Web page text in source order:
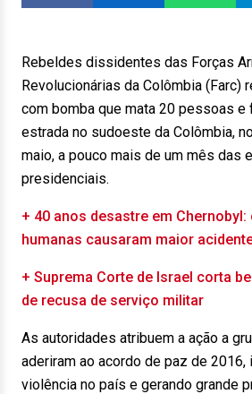
Rebeldes dissidentes das Forças
Revolucionárias da Colômbia (Farc)
com bomba que mata 20 pessoas e
estrada no sudoeste da Colômbia,
maio, a pouco mais de um mês das
presidenciais.
+ 40 anos desastre em
humanas causaram maior
+ Suprema Corte de Israel corta
de recusa de serviço militar
As autoridades atribuem a ação a
aderiram ao acordo de paz de 2016,
violência no país e gerando grande